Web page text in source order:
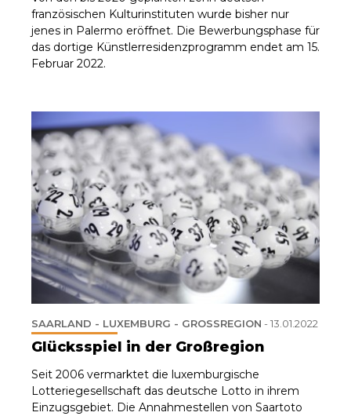
französischen Kulturinstituten wurde bisher nur
jenes in Palermo eröffnet. Die Bewerbungsphase für
das dortige Künstlerresidenzprogramm endet am 15.
Februar 2022.
SAARLAND - LUXEMBURG - GROSSREGION -13.01.2022
Glücksspiel in der Großregion
Seit 2006 vermarktet die luxemburgische
Lotteriegesellschaft das deutsche Lotto in ihrem
Einzugsgebiet. Die Annahmestellen von Saartoto